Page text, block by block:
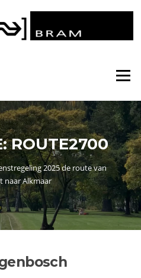
Menu
ROUTE2700
2025 de route van
naar Alkmaar